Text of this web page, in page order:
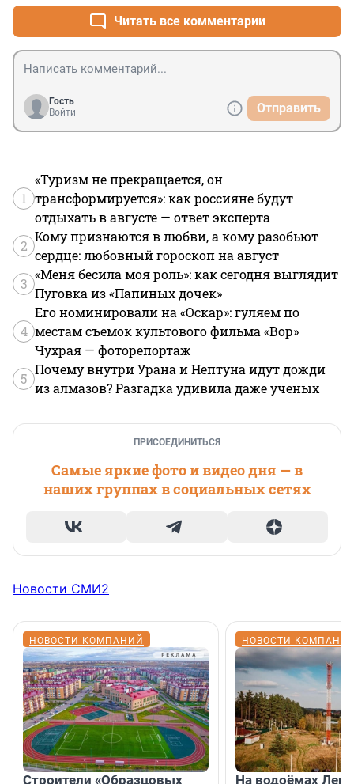
Читать все комментарии
Гость
Войти
Отправить
1
«Туризм не прекращается, он
трансформируется»: как россияне будут
отдыхать в августе — ответ эксперта
2
Кому признаются в любви, а кому разобьют
сердце: любовный гороскоп на август
3
«Меня бесила моя роль»: как сегодня выглядит
Пуговка из «Папиных дочек»
4
Его номинировали на «Оскар»: гуляем по
местам съемок культового фильма «Вор»
Чухрая — фоторепортаж
5
Почему внутри Урана и Нептуна идут дожди
из алмазов? Разгадка удивила даже ученых
ПРИСОЕДИНИТЬСЯ
Самые яркие фото и видео дня — в
наших группах в социальных сетях
Новости СМИ2
НОВОСТИ КОМПАНИЙ
Строители «Образцовых
НОВОСТИ
На водоёмах